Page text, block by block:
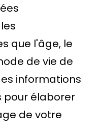
que l'âge, le
de vie de
informations
pour élaborer
de votre